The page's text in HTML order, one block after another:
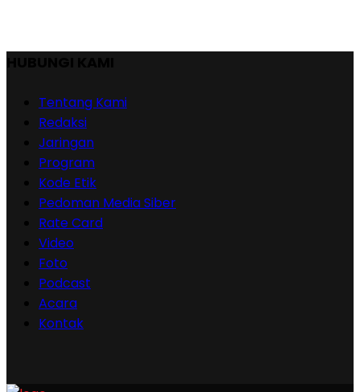
Tentang Kami
Redaksi
Jaringan
Program
Kode Etik
Pedoman Media Siber
Rate Card
Video
Foto
Podcast
Acara
Kontak